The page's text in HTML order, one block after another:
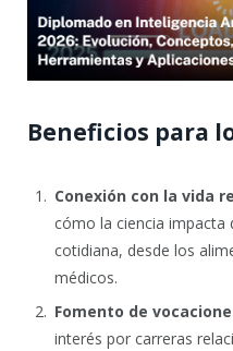
Beneficios para
Conexión con la vida
cómo la ciencia impacta
cotidiana, desde los
médicos.
Fomento de
interés por carreras